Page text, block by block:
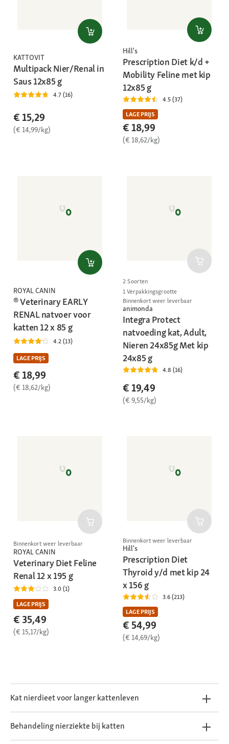
KATTOVIT
Multipack Nier/Renal in
Saus 12x85 g
4.7 (16)
€ 15,29
(€ 14,99/kg)
Hill's
Prescription Diet k/d +
Mobility Feline met kip
12x85 g
4.5 (37)
LAGE PRIJS
€ 18,99
(€ 18,62/kg)
ROYAL CANIN
® Veterinary EARLY
RENAL natvoer voor
katten 12 x 85 g
4.2 (13)
LAGE PRIJS
€ 18,99
(€ 18,62/kg)
2 Soorten
1 Verpakkingsgrootte
Binnenkort weer leverbaar
animonda
Integra Protect
natvoeding kat, Adult,
Nieren 24x85g Met kip
24x85 g
4.8 (16)
€ 19,49
(€ 9,55/kg)
Binnenkort weer leverbaar
ROYAL CANIN
Veterinary Diet Feline
Renal 12 x 195 g
3.0 (1)
LAGE PRIJS
€ 35,49
(€ 15,17/kg)
Binnenkort weer leverbaar
Hill's
Prescription Diet
Thyroid y/d met kip 24
x 156 g
3.6 (213)
LAGE PRIJS
€ 54,99
(€ 14,69/kg)
Kat nierdieet voor langer kattenleven
Behandeling nierziekte bij katten